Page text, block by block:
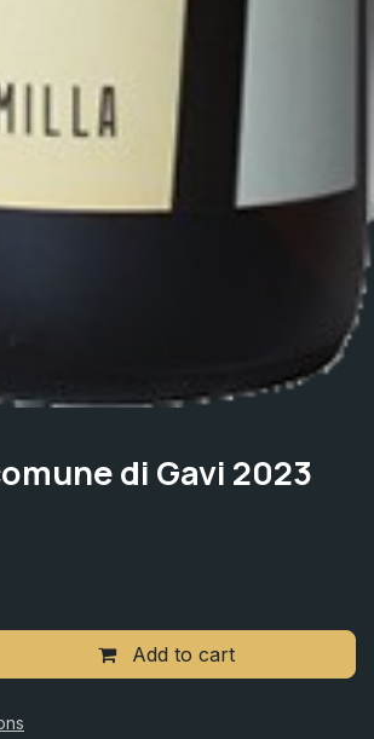
di Gavi 2023
Add to cart